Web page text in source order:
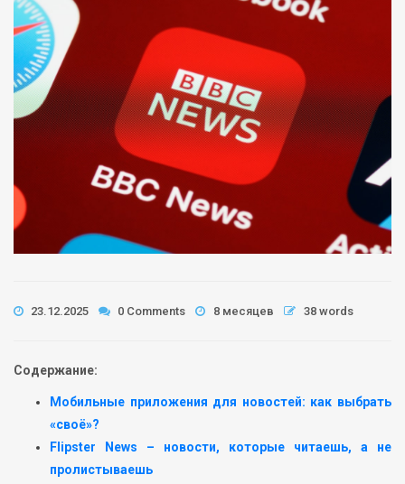
23.12.2025 0 Comments 8 месяцев 38 words
Содержание:
Мобильные приложения для новостей: как выбрать
«своё»?
Flipster News – новости, которые читаешь, а не
пролистываешь